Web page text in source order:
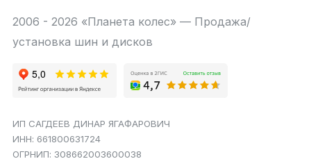
2006 - 2026 «Планета колес» — Продажа/
установка шин и дисков
ИП САГДЕЕВ ДИНАР ЯГАФАРОВИЧ
ИНН: 661800631724
ОГРНИП: 308662003600038